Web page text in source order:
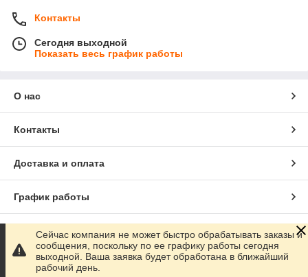
Контакты
Сегодня выходной
Показать весь график работы
О нас
Контакты
Доставка и оплата
График работы
Полная версия сайта
Сайт создан на маркетплейсе Satu.kz
Сейчас компания не может быстро обрабатывать заказы и
сообщения, поскольку по ее графику работы сегодня
выходной. Ваша заявка будет обработана в ближайший
рабочий день.